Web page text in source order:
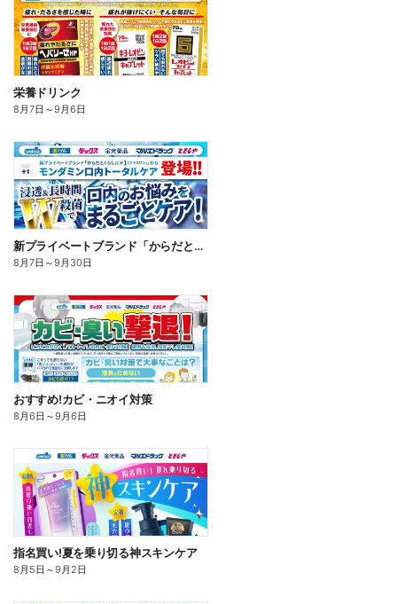
栄養ドリンク
8月7日 ～9月6日
新プライベートブランド「からだとくらしに+1(プラスワン)」よりモンダミン口内トータルケア登場!
8月7日 ～9月30日
おすすめ!カビ・ニオイ対策
8月6日 ～9月6日
指名買い!夏を乗り切る神スキンケア
8月5日 ～9月2日